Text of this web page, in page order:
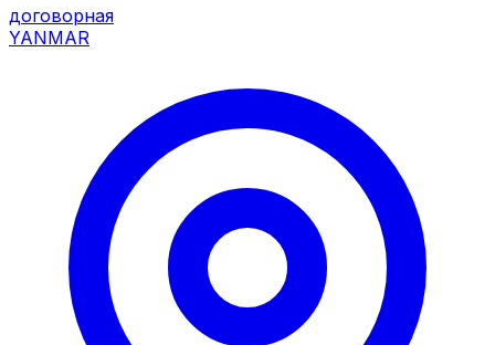
договорная
YANMAR